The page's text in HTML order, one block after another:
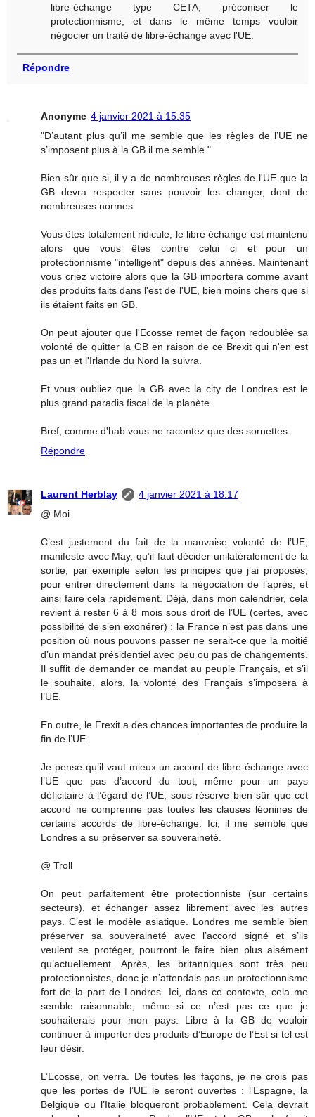
libre-échange type CETA, préconiser le
protectionnisme, et dans le même temps vouloir
négocier un traité de libre-échange avec l'UE.
Répondre
Anonyme 4 janvier 2021 à 15:35
"D’autant plus qu’il me semble que les règles de l’UE ne
s’imposent plus à la GB il me semble."
Bien sûr que si, il y a de nombreuses règles de l'UE que la
GB devra respecter sans pouvoir les changer, dont de
nombreuses normes.
Vous êtes totalement ridicule, le libre échange est maintenu
alors que vous êtes contre celui ci et pour un
protectionnisme "intelligent" depuis des années. Maintenant
vous criez victoire alors que la GB importera comme avant
des produits faits dans l'est de l'UE, bien moins chers que si
ils étaient faits en GB.
On peut ajouter que l'Ecosse remet de façon redoublée sa
volonté de quitter la GB en raison de ce Brexit qui n'en est
pas un et l'Irlande du Nord la suivra.
Et vous oubliez que la GB avec la city de Londres est le
plus grand paradis fiscal de la planète.
Bref, comme d'hab vous ne racontez que des sornettes.
Répondre
Laurent Herblay
4 janvier 2021 à 18:17
@ Moi
C’est justement du fait de la mauvaise volonté de l’UE,
manifeste avec May, qu’il faut décider unilatéralement de la
sortie, par exemple selon les principes que j’ai proposés,
pour entrer directement dans la négociation de l’après, et
ainsi faire cela rapidement. Déjà, dans mon calendrier, cela
revient à rester 6 à 8 mois sous droit de l’UE (certes, avec
possibilité de s’en exonérer) : la France n’est pas dans une
position où nous pouvons passer ne serait-ce que la moitié
d’un mandat présidentiel avec peu ou pas de changements.
Il suffit de demander ce mandat au peuple Français, et s’il
le souhaite, alors, la volonté des Français s’imposera à
l’UE.
En outre, le Frexit a des chances importantes de produire la
fin de l’UE.
Je pense qu’il vaut mieux un accord de libre-échange avec
l’UE que pas d’accord du tout, même pour un pays
déficitaire à l’égard de l’UE, sous réserve bien sûr que cet
accord ne comprenne pas toutes les clauses léonines de
certains accords de libre-échange. Ici, il me semble que
Londres a su préserver sa souveraineté.
@ Troll
On peut parfaitement être protectionniste (sur certains
secteurs), et échanger assez librement avec les autres
pays. C’est le modèle asiatique. Londres me semble bien
préserver sa souveraineté avec l’accord signé et s’ils
veulent se protéger, pourront le faire bien plus aisément
qu’actuellement. Après, les britanniques sont très peu
protectionnistes, donc je n’attendais pas un protectionnisme
fort de la part de Londres. Ici, dans ce contexte, cela me
semble raisonnable, même si ce n’est pas ce que je
souhaiterais pour mon pays. Libre à la GB de vouloir
continuer à importer des produits d’Europe de l’Est si tel est
leur désir.
L’Ecosse, on verra. De toutes les façons, je ne crois pas
que les portes de l’UE le seront ouvertes : l’Espagne, la
Belgique ou l’Italie bloqueront probablement. Cela devrait